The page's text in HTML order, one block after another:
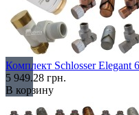
Трубчатые
Комплект Schlosser Elegant
5 949.28 грн.
В корзину